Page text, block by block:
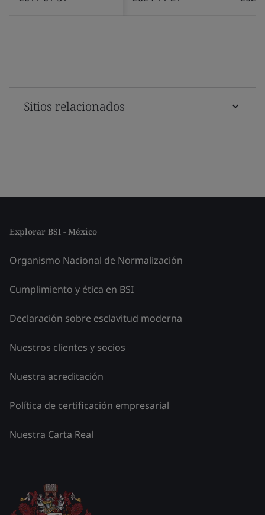
Sitios relacionados
Explorar BSI - México
Organismo Nacional de Normalización
Cumplimiento y ética en BSI
Declaración sobre esclavitud moderna
Nuestros clientes y socios
Nuestra acreditación
Política de certificación empresarial
Nuestra Carta Real